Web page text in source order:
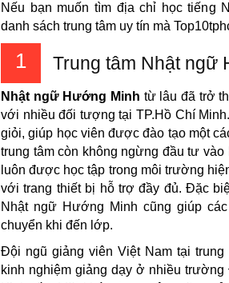
Nếu bạn muốn tìm địa chỉ học tiếng
danh sách trung tâm uy tín mà
1 Trung tâm Nhật ngữ
Nhật ngữ Hướng Minh từ lâu đã trở
với nhiều đối tượng tại TP.Hồ Chí
giỏi, giúp học viên được đào tạo một
trung tâm còn không ngừng đầu tư
luôn được học tập trong môi trường
với trang thiết bị hỗ trợ đầy đủ. Đặc
Nhật ngữ Hướng Minh cũng giúp
chuyển khi đến lớp.
Đội ngũ giảng viên Việt Nam tại
kinh nghiệm giảng dạy ở nhiều